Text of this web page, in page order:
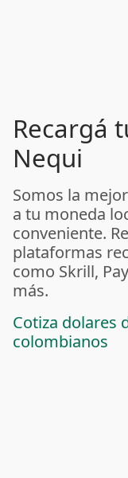
Recargá
Nequi
Somos la
a tu moneda
conveniente.
plataformas
como Skrill,
más.
Cotiza dolares
colombianos